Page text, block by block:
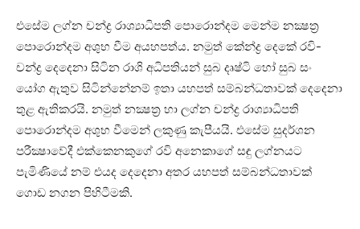
එසේම ලග්න චන්ද්‍ර රාශ්‍යාධිපති පොරොන්දම මෙන්ම නක්‍ෂත්‍ර
පොරොන්දම අශුභ වීම අයහපත්ය. නමුත් කේන්ද්‍ර දෙකේ රවි-
චන්ද්‍ර දෙදෙනා සිටින රාශි අධිපතියන් සුබ දෘෂ්ටි හෝ සුබ සං
යෝග ඇතුව සිටින්නේනම් ඉතා යහපත් සම්බන්ධතාවක්‌ දෙදෙනා
තුළ ඇතිකරයි. නමුත් නක්‍ෂත්‍ර හා ලග්න චන්ද්‍ර රාශ්‍යාධිපති
පොරොන්දම අශුභ වීමෙන් ලකුණු කැපීයයි. එසේම සුදර්ශන
පරීක්‍ෂාවේදී එක්‌කෙනකුගේ රවි අනෙකාගේ සඳු ලග්නයට
පැමිණියේ නම් එයද දෙදෙනා අතර යහපත් සම්බන්ධතාවක්‌
ගොඩ නගන පිහිටීමකි.